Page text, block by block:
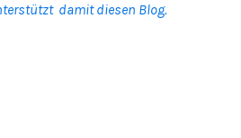
damit diesen Blog.